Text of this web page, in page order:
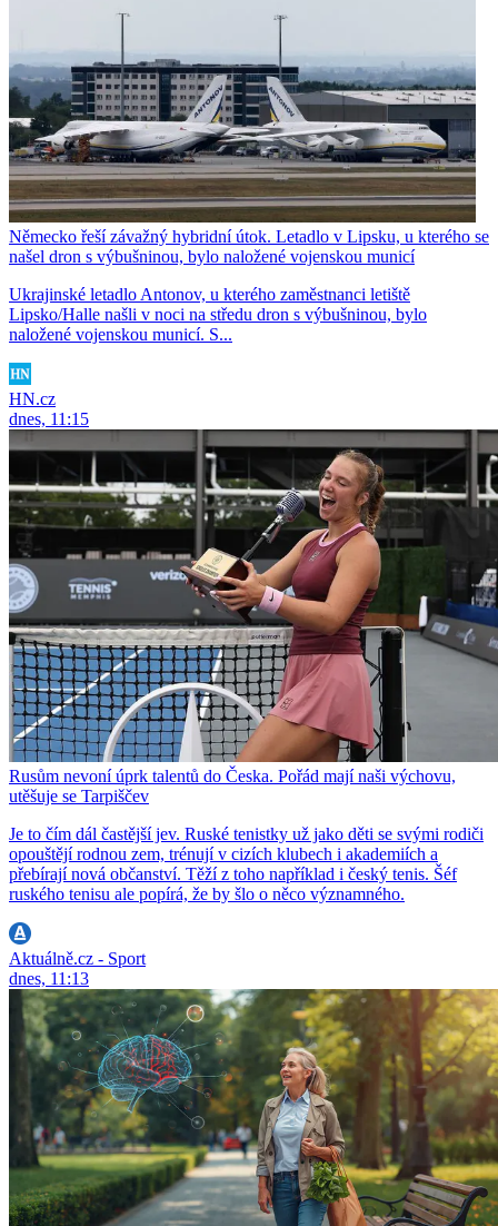
Německo řeší závažný hybridní útok. Letadlo v Lipsku, u kterého se
našel dron s výbušninou, bylo naložené vojenskou municí
Ukrajinské letadlo Antonov, u kterého zaměstnanci letiště
Lipsko/Halle našli v noci na středu dron s výbušninou, bylo
naložené vojenskou municí. S...
HN.cz
dnes, 11:15
Rusům nevoní úprk talentů do Česka. Pořád mají naši výchovu,
utěšuje se Tarpiščev
Je to čím dál častější jev. Ruské tenistky už jako děti se svými rodiči
opouštějí rodnou zem, trénují v cizích klubech i akademiích a
přebírají nová občanství. Těží z toho například i český tenis. Šéf
ruského tenisu ale popírá, že by šlo o něco významného.
Aktuálně.cz - Sport
dnes, 11:13